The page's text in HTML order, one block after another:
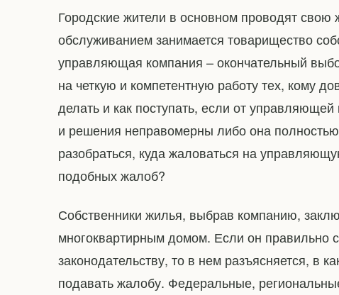
Городские жители в основном проводят
обслуживанием занимается товарищество
управляющая компания – окончательный
на четкую и компетентную работу тех, кому
делать и как поступать, если от
и решения неправомерны либо она
разобраться, куда жаловаться на
подобных жалоб?
Собственники жилья, выбрав компанию,
многоквартирным домом. Если он правильно
законодательству, то в нем разъясняется, в
подавать жалобу. Федеральные,